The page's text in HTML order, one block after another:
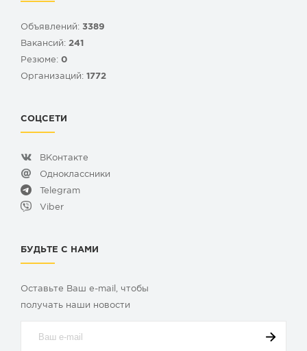
Объявлений: 3389
Вакансий: 241
Резюме: 0
Организаций: 1772
СОЦСЕТИ
ВКонтакте
Одноклассники
Telegram
Viber
БУДЬТЕ С НАМИ
Оставьте Ваш e-mail, чтобы
получать наши новости